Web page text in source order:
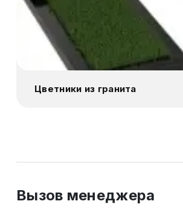
Цветники из гранита
Вызов менеджера